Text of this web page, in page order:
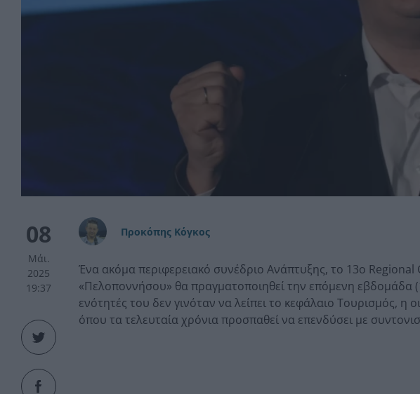
08
Μάι.
2025
19:37
Προκόπης Κόγκος
Ένα ακόμα περιφερειακό συνέδριο Ανάπτυξης, τo 13o
«Πελοποννήσου» θα πραγματοποιηθεί την επόμενη εβδομάδα
ενότητές του δεν γινόταν να λείπει το κεφάλαιο Τουρισμός,
όπου τα τελευταία χρόνια προσπαθεί να επενδύσει με